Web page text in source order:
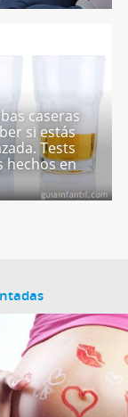
caseras
si estás
Tests
hechos en